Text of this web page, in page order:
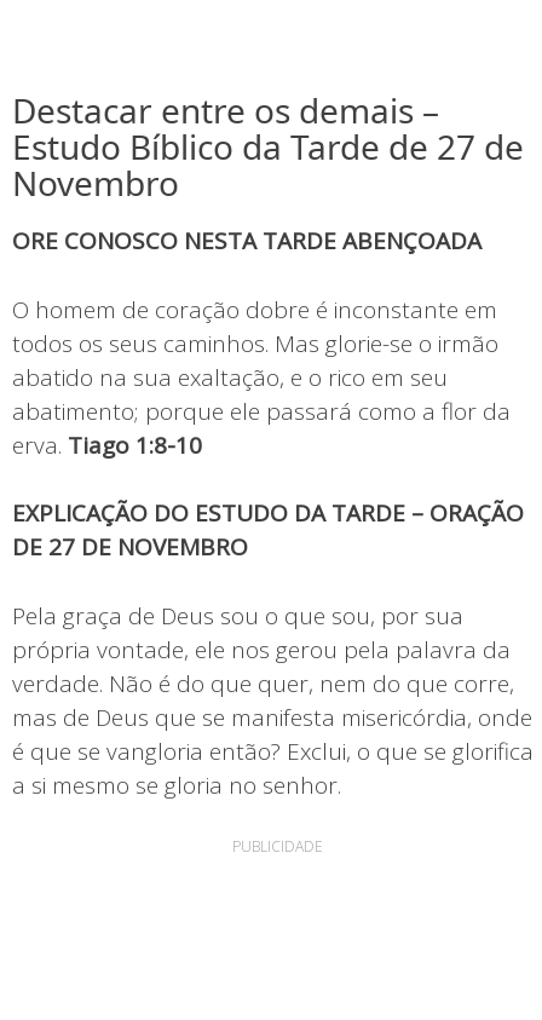
Destacar entre os demais –
Estudo Bíblico da Tarde de 27 de
Novembro
ORE CONOSCO NESTA TARDE ABENÇOADA
O homem de coração dobre é inconstante em
todos os seus caminhos. Mas glorie-se o irmão
abatido na sua exaltação, e o rico em seu
abatimento; porque ele passará como a flor da
erva. Tiago 1:8-10
EXPLICAÇÃO DO ESTUDO DA TARDE – ORAÇÃO
DE 27 DE NOVEMBRO
Pela graça de Deus sou o que sou, por sua
própria vontade, ele nos gerou pela palavra da
verdade. Não é do que quer, nem do que corre,
mas de Deus que se manifesta misericórdia, onde
é que se vangloria então? Exclui, o que se glorifica
a si mesmo se gloria no senhor.
PUBLICIDADE